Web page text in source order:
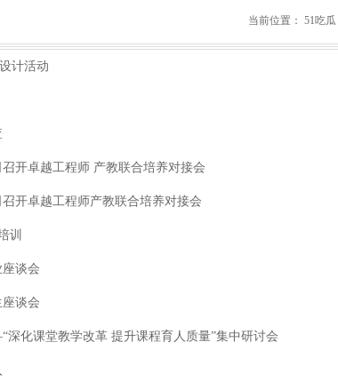
当前位置： 51吃瓜
计活动
开卓越工程师 产教联合培养对接会
开卓越工程师产教联合培养对接会
训
谈会
谈会
化课堂教学改革 提升课程育人质量”集中研讨会